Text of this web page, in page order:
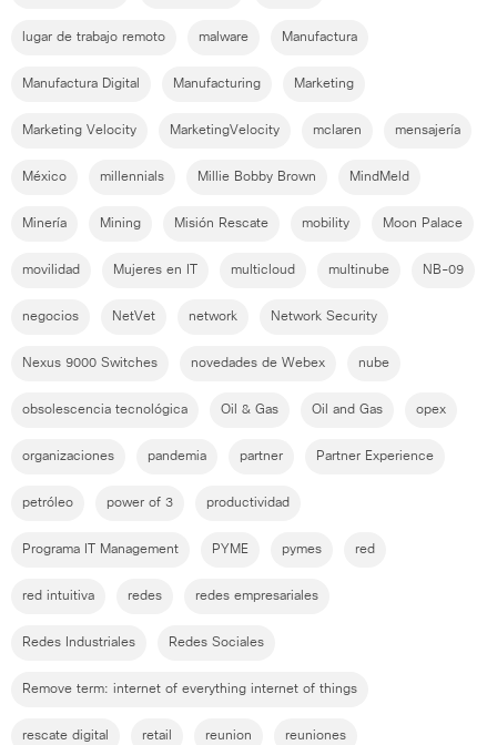
lugar de trabajo remoto malware Manufactura
Manufactura Digital Manufacturing Marketing
Marketing Velocity MarketingVelocity mclaren mensajería
México millennials Millie Bobby Brown MindMeld
Minería Mining Misión Rescate mobility Moon Palace
movilidad Mujeres en IT multicloud multinube NB-09
negocios NetVet network Network Security
Nexus 9000 Switches novedades de Webex nube
obsolescencia tecnológica Oil & Gas Oil and Gas opex
organizaciones pandemia partner Partner Experience
petróleo power of 3 productividad
Programa IT Management PYME pymes red
red intuitiva redes redes empresariales
Redes Industriales Redes Sociales
Remove term: internet of everything internet of things
rescate digital retail reunion reuniones